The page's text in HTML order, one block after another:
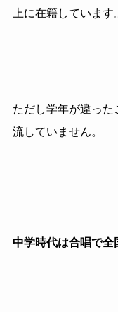
上に在籍しています
ただし学年が違っ
流していません。
中学時代は合唱で全